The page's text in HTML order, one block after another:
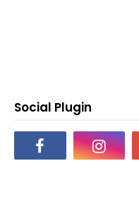
Social Plugin